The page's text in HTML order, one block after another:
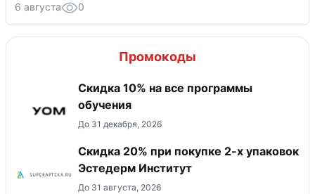
6 августа 0
Промокоды
Скидка 10% на все программы
обучения
До 31 декабря, 2026
Скидка 20% при покупке 2-х упаковок
Эстедерм Институт
До 31 августа, 2026